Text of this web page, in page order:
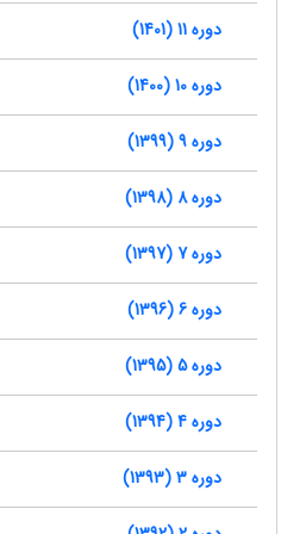
دوره 11 (1401)
دوره 10 (1400)
دوره 9 (1399)
دوره 8 (1398)
دوره 7 (1397)
دوره 6 (1396)
دوره 5 (1395)
دوره 4 (1394)
دوره 3 (1393)